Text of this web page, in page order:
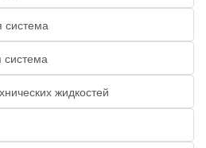
система
система
жидкостей